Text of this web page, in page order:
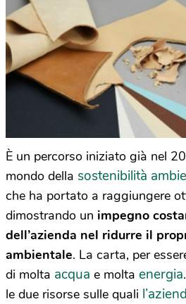
È un percorso iniziato già nel
mondo della sostenibilità
che ha portato a raggiungere
dimostrando un impegno
dell’azienda nel ridurre il
ambientale. La carta, per
di molta acqua e molta energia
le due risorse sulle quali